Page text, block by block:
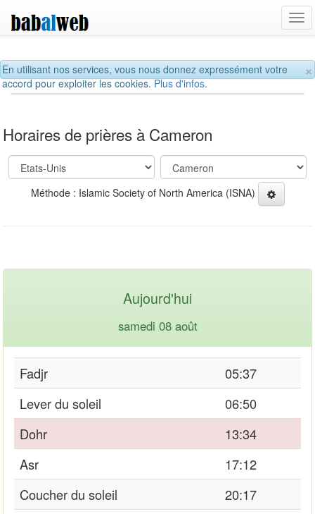
×
En utilisant nos services, vous nous donnez expressément votre
accord pour exploiter les cookies.Plus d'infos.
Horaires de prières à Cameron
Méthode : Islamic Society of North America (ISNA)
Aujourd'hui
samedi 08 août
Fadjr
05:37
Lever du soleil
06:50
Dohr
13:34
Asr
17:12
Coucher du soleil
20:17